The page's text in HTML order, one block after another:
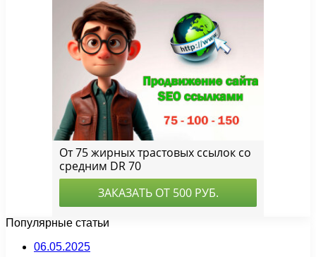
Популярные статьи
06.05.2025